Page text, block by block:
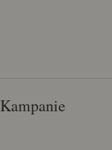
Kampanie